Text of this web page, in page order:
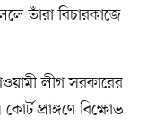
তাঁরা বিচারকাজে
লীগ সরকারের
প্রাঙ্গণে বিক্ষোভ